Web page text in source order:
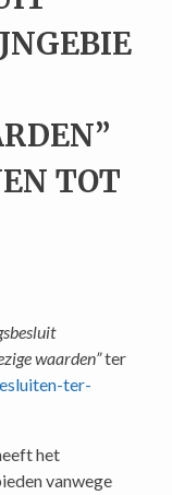
TOT
waarden”ter
ter-
het
vanwege